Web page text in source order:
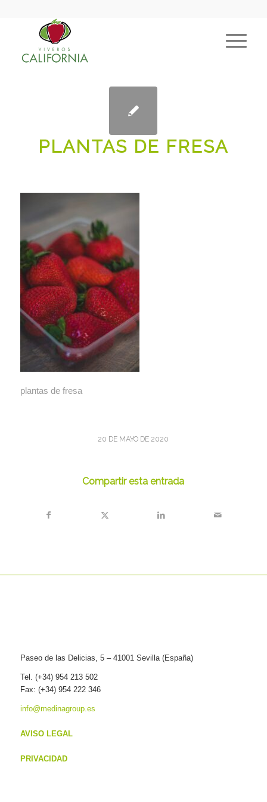
PLANTAS DE FRESA
plantas de fresa
20 DE MAYO DE 2020
Compartir esta entrada
Paseo de las Delicias, 5 – 41001 Sevilla (España)
Tel. (+34) 954 213 502
Fax: (+34) 954 222 346
info@medinagroup.es
AVISO LEGAL
PRIVACIDAD